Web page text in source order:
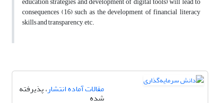
consequences (16) such as the development of financial literacy
skills and transparency, etc.
مقالات آماده انتشار، پذیرفته
شده